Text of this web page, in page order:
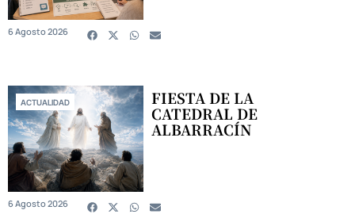
6 Agosto 2026
ACTUALIDAD FIESTA DE LA
CATEDRAL DE
ALBARRACÍN
6 Agosto 2026